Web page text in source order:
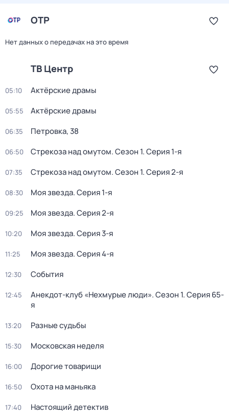
ОТР
Нет данных о передачах на это время
ТВ Центр
05:10 Актёрские драмы
05:55 Актёрские драмы
06:35 Петровка, 38
06:50 Стрекоза над омутом. Сезон 1. Серия 1-я
07:35 Стрекоза над омутом. Сезон 1. Серия 2-я
08:30 Моя звезда. Серия 1-я
09:25 Моя звезда. Серия 2-я
10:20 Моя звезда. Серия 3-я
11:25 Моя звезда. Серия 4-я
12:30 События
12:45 Анекдот-клуб «Нехмурые люди». Сезон 1. Серия 65-
я
13:20 Разные судьбы
15:30 Московская неделя
16:00 Дорогие товарищи
16:50 Охота на маньяка
17:40 Настоящий детектив